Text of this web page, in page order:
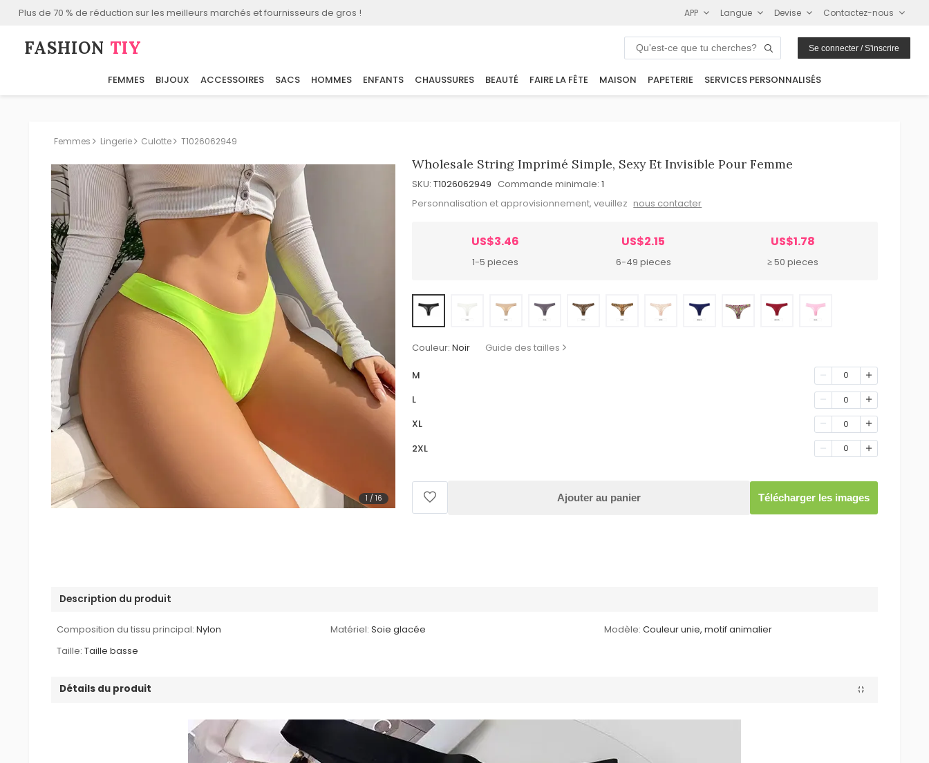
Plus de 70 % de réduction sur les meilleurs marchés et fournisseurs de gros ! APP Langue Devise Contactez-nous
FASHION⁠ TIY Se connecter / S'inscrire
FEMMES BIJOUX ACCESSOIRES SACS HOMMES ENFANTS CHAUSSURES BEAUTÉ FAIRE LA FÊTE MAISON PAPETERIE SERVICES PERSONNALISÉS
Femmes Lingerie Culotte T1026062949
1 / 16
Wholesale String Imprimé Simple, Sexy Et Invisible Pour Femme
SKU: T1026062949 Commande minimale: 1
Personnalisation et approvisionnement, veuillez nous contacter
US$3.46
1-5 pieces
US$2.15
6-49 pieces
US$1.78
≥ 50 pieces
Couleur: Noir Guide des tailles
M 0
L 0
XL 0
2XL 0
Ajouter au panier Télécharger les images
Description du produit
Composition du tissu principal: Nylon Matériel: Soie glacée Modèle: Couleur unie, motif animalier
Taille: Taille basse
Détails du produit